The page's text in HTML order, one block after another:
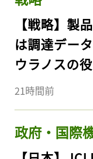
【戦略】製
は調達デー
ウラノスの
21時間前
政府・国際